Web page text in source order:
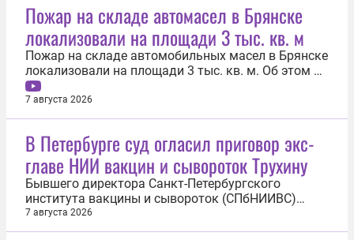
Пожар на складе автомасел в Брянске
локализовали на площади 3 тыс. кв. м
Пожар на складе автомобильных масел в Брянске
локализовали на площади 3 тыс. кв. м. Об этом 7
августа сообщили в пресс-службе МЧС России.
«Пожар локализован на площади 3 тыс. кв. м.», —
сообщили в ведомстве. Борьбу с огнем осложняет
также удаленность...
7 августа 2026
В Петербурге суд огласил приговор экс-
главе НИИ вакцин и сывороток Трухину
Бывшего директора Санкт-Петербургского
института вакцины и сывороток (СПбНИИВС)
ФМБА России Виктора Трухина приговорили к
двум годам и четырем месяцам лишения свободы
7 августа 2026